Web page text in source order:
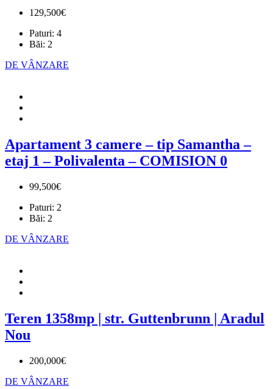
129,500€
Paturi: 4
Băi: 2
DE VÂNZARE
Apartament 3 camere – tip Samantha –
etaj 1 – Polivalenta – COMISION 0
99,500€
Paturi: 2
Băi: 2
DE VÂNZARE
Teren 1358mp | str. Guttenbrunn | Aradul
Nou
200,000€
DE VÂNZARE